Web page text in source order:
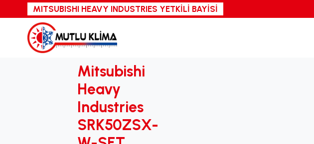
MITSUBISHI HEAVY INDUSTRIES YETKİLİ BAYİSİ
Mitsubishi
Heavy
Industries
SRK50ZSX-